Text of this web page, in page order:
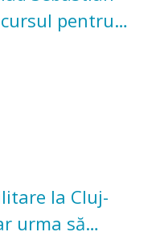
pentru
Casei
la Cluj-
urma să